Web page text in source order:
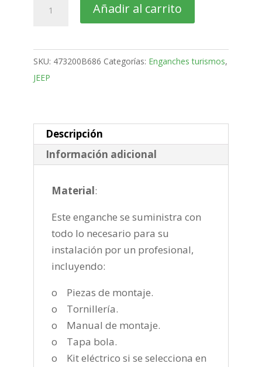
Cherokee
Terreno
Bola
fija
2013
cantidad
Añadir al carrito
SKU: 473200B686 Categorías: Enganches turismos,
JEEP
Descripción
Información adicional
Material:
Este enganche se suministra con
todo lo necesario para su
instalación por un profesional,
incluyendo:
o Piezas de montaje.
o Tornillería.
o Manual de montaje.
o Tapa bola.
o Kit eléctrico si se selecciona en